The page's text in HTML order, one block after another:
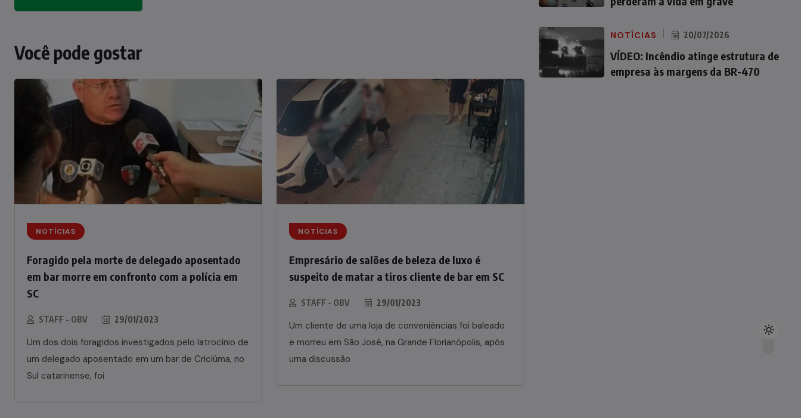
Você pode gostar
NOTÍCIAS
Foragido pela morte de delegado aposentado
em bar morre em confronto com a polícia em
SC
STAFF - OBV 29/01/2023
Um dos dois foragidos investigados pelo latrocínio de
um delegado aposentado em um bar de Criciúma, no
Sul catarinense, foi
NOTÍCIAS
Empresário de salões de beleza de luxo é
suspeito de matar a tiros cliente de bar em SC
STAFF - OBV 29/01/2023
Um cliente de uma loja de conveniências foi baleado
e morreu em São José, na Grande Florianópolis, após
uma discussão
NOTÍCIAS 20/07/2026
VÍDEO: Incêndio atinge estrutura de
empresa às margens da BR-470